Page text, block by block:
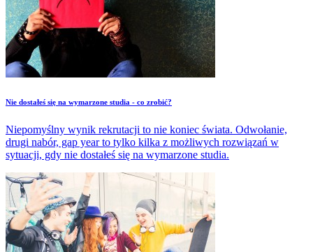
Nie dostałeś się na wymarzone studia - co zrobić?
Niepomyślny wynik rekrutacji to nie koniec świata. Odwołanie,
drugi nabór, gap year to tylko kilka z możliwych rozwiązań w
sytuacji, gdy nie dostałeś się na wymarzone studia.